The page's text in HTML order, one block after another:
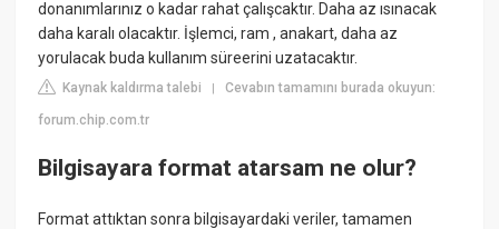
donanımlarınız o kadar rahat çalışcaktır. Daha az ısınacak
daha karalı olacaktır. İşlemci, ram , anakart, daha az
yorulacak buda kullanım süreerini uzatacaktır.
Kaynak kaldırma talebi |Cevabın tamamını burada okuyun:
forum.chip.com.tr
Bilgisayara format atarsam ne olur?
Format attıktan sonra bilgisayardaki veriler, tamamen